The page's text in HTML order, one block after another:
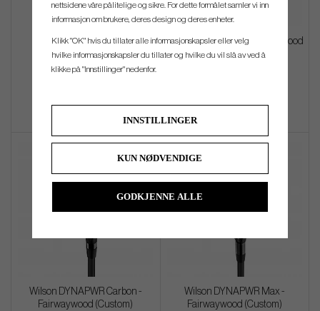
Callaway Apex UW 26 -
Utilitywood (custom)
Titleist GT1 3TOUR - Fairwaywood
Wilson DYNAPWR Carbon -
Fairwaywood (Custom)
Wilson DYNAPWR Max -
Fairwaywood (Custom)
nettsidene våre pålitelige og sikre. For dette formålet samler vi inn
informasjon om brukere, deres design og deres enheter.
Klikk "OK" hvis du tillater alle informasjonskapsler eller velg
hvilke informasjonskapsler du tillater og hvilke du vil slå av ved å
klikke på "Innstillinger" nedenfor.
INNSTILLINGER
KUN NØDVENDIGE
GODKJENNE ALLE